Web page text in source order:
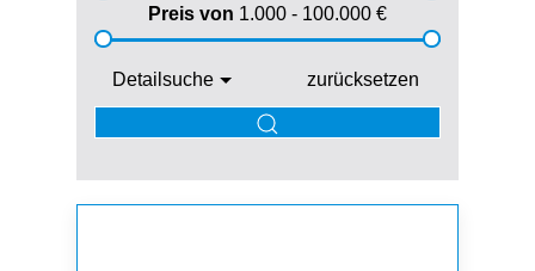
Preis von 1.000 - 100.000 €
Detailsuche zurücksetzen